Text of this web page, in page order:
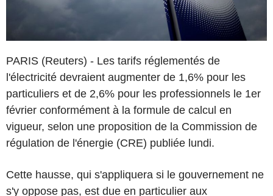
PARIS (Reuters) - Les tarifs réglementés de
l'électricité devraient augmenter de 1,6% pour les
particuliers et de 2,6% pour les professionnels le 1er
février conformément à la formule de calcul en
vigueur, selon une proposition de la Commission de
régulation de l'énergie (CRE) publiée lundi.
Cette hausse, qui s'appliquera si le gouvernement ne
s'y oppose pas, est due en particulier aux